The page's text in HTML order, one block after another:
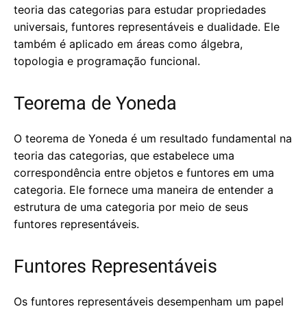
teoria das categorias para estudar propriedades
universais, funtores representáveis e dualidade. Ele
também é aplicado em áreas como álgebra,
topologia e programação funcional.
Teorema de Yoneda
O teorema de Yoneda é um resultado fundamental na
teoria das categorias, que estabelece uma
correspondência entre objetos e funtores em uma
categoria. Ele fornece uma maneira de entender a
estrutura de uma categoria por meio de seus
funtores representáveis.
Funtores Representáveis
Os funtores representáveis desempenham um papel